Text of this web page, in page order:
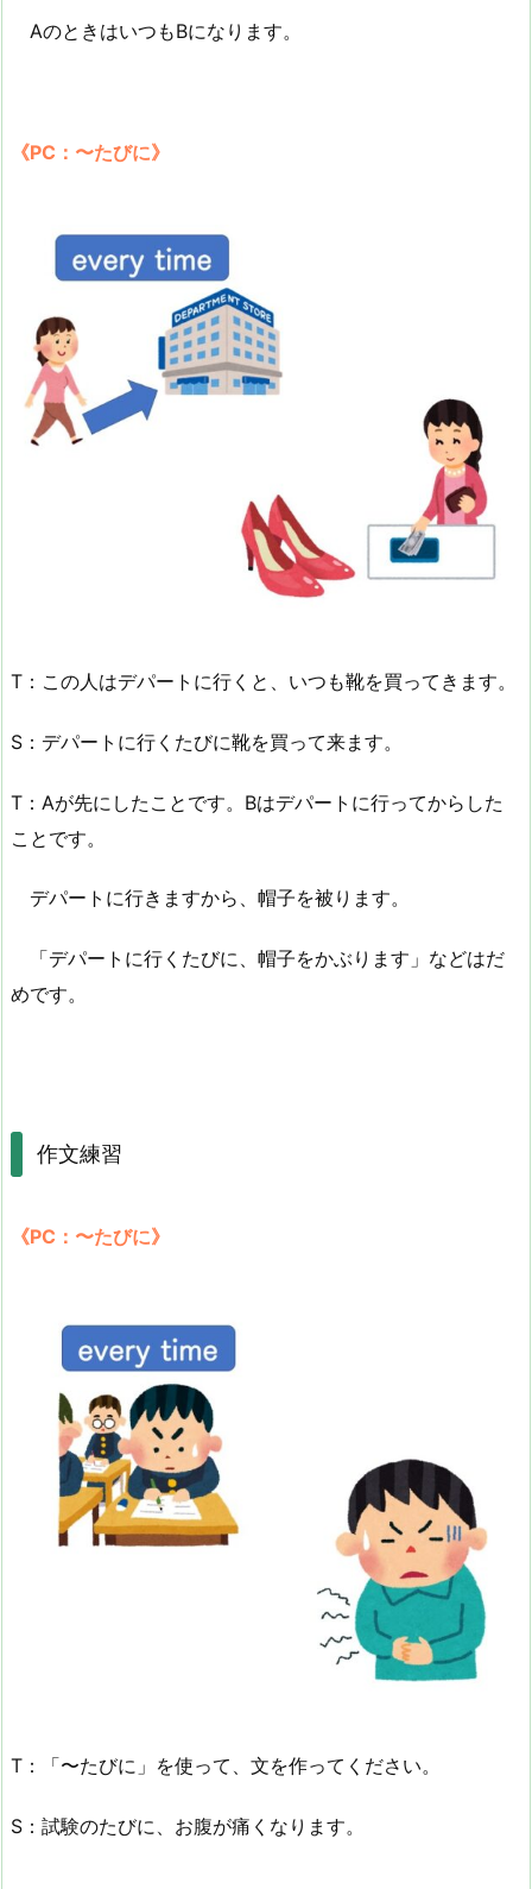
AのときはいつもBになります。
《PC：〜たびに》
T：この人はデパートに行くと、いつも靴を買ってきます。
S：デパートに行くたびに靴を買って来ます。
T：Aが先にしたことです。Bはデパートに行ってからした
ことです。
デパートに行きますから、帽子を被ります。
「デパートに行くたびに、帽子をかぶります」などはだ
めです。
作文練習
《PC：〜たびに》
T：「〜たびに」を使って、文を作ってください。
S：試験のたびに、お腹が痛くなります。